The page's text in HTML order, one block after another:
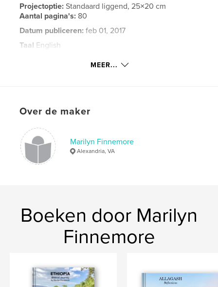
Projectoptie:Standaard liggend, 25×20 cm
Aantal pagina's: 80
Datum publiceren: feb 01, 2017
Taal English
MEER...
Over de maker
Marilyn Finnemore
Alexandria, VA
Boeken door Marilyn
Finnemore